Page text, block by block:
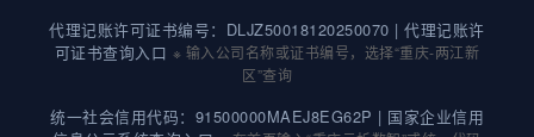
代理记账许可证书编号：DLJZ50018120250070 |代理记账许
可证书查询入口 ※ 输入公司名称或证书编号，选择“重庆-两江新
区”查询
统一社会信用代码：91500000MAEJ8EG62P | 国家企业信用